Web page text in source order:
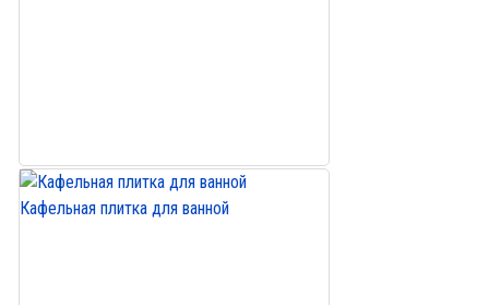
Кафельная плитка для ванной